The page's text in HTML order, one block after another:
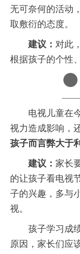
无可奈何的活动
取敷衍的态度。
建议： 对此，
根据孩子的个性
电视儿童在今
视力造成影响，
孩子而言弊大于利
建议： 家长
的让孩子看电视
子的兴趣，多与
视。
孩子学习成绩
原因，家长们应